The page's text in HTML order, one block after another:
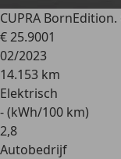
CUPRA BornEdition.
€ 25.9001
02/2023
14.153 km
Elektrisch
- (kWh/100 km)
2,8
Autobedrijf